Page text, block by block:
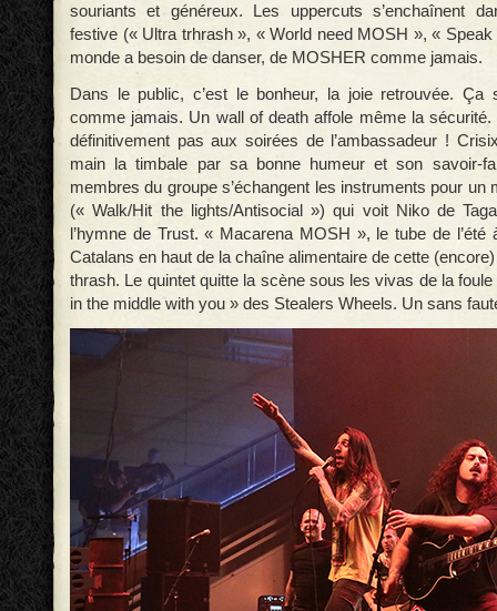
souriants et généreux. Les uppercuts s’enchaînent
festive (« Ultra trhrash », « World need MOSH », «
monde a besoin de danser, de MOSHER comme jamais.
Dans le public, c’est le bonheur, la joie retrouvée. Ça
comme jamais. Un wall of death affole même la
définitivement pas aux soirées de l’ambassadeur !
main la timbale par sa bonne humeur et son savoir-
membres du groupe s’échangent les instruments pour un
(« Walk/Hit the lights/Antisocial ») qui voit Niko de
l’hymne de Trust. « Macarena MOSH », le tube de l’été
Catalans en haut de la chaîne alimentaire de cette
thrash. Le quintet quitte la scène sous les vivas de la
in the middle with you » des Stealers Wheels. Un sans